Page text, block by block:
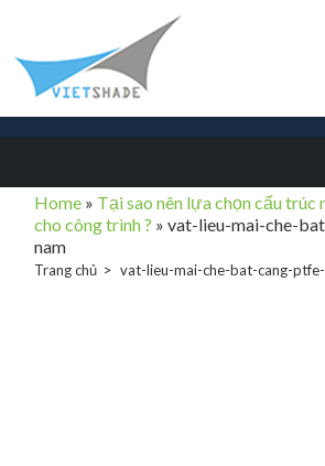
Home » Tại sao nên lựa chọn cấu trúc
cho công trình ? »vat-lieu-mai-che-
nam
Trang chủ vat-lieu-mai-che-bat-cang-